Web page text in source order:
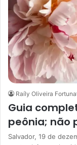
Raíly Oliveira
Guia
peônia; não
Salvador, 19 de